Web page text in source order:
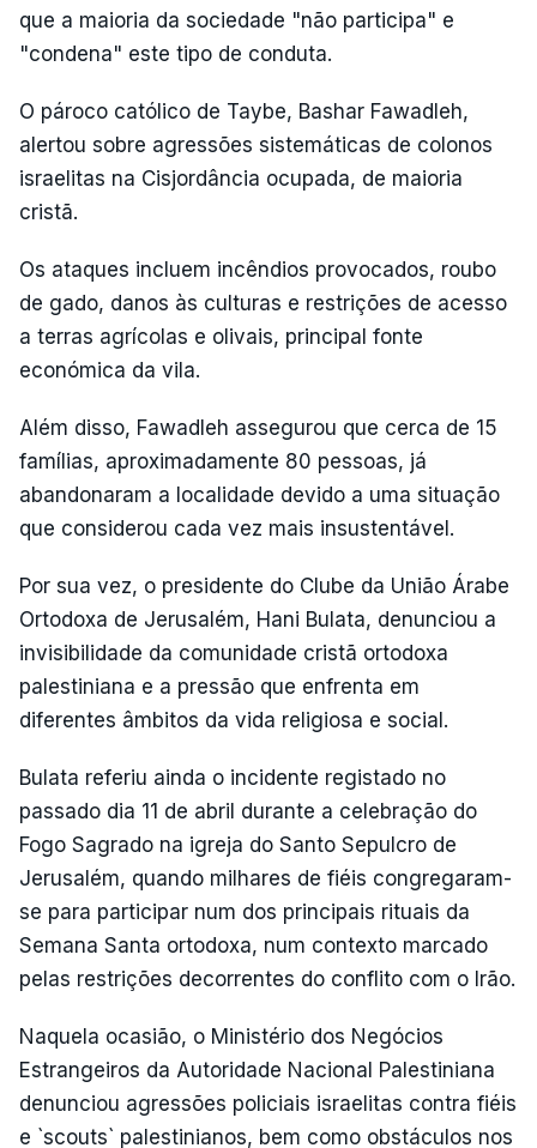
que a maioria da sociedade "não participa" e
"condena" este tipo de conduta.
O pároco católico de Taybe, Bashar Fawadleh,
alertou sobre agressões sistemáticas de colonos
israelitas na Cisjordância ocupada, de maioria
cristã.
Os ataques incluem incêndios provocados, roubo
de gado, danos às culturas e restrições de acesso
a terras agrícolas e olivais, principal fonte
económica da vila.
Além disso, Fawadleh assegurou que cerca de 15
famílias, aproximadamente 80 pessoas, já
abandonaram a localidade devido a uma situação
que considerou cada vez mais insustentável.
Por sua vez, o presidente do Clube da União Árabe
Ortodoxa de Jerusalém, Hani Bulata, denunciou a
invisibilidade da comunidade cristã ortodoxa
palestiniana e a pressão que enfrenta em
diferentes âmbitos da vida religiosa e social.
Bulata referiu ainda o incidente registado no
passado dia 11 de abril durante a celebração do
Fogo Sagrado na igreja do Santo Sepulcro de
Jerusalém, quando milhares de fiéis congregaram-
se para participar num dos principais rituais da
Semana Santa ortodoxa, num contexto marcado
pelas restrições decorrentes do conflito com o Irão.
Naquela ocasião, o Ministério dos Negócios
Estrangeiros da Autoridade Nacional Palestiniana
denunciou agressões policiais israelitas contra fiéis
e `scouts` palestinianos, bem como obstáculos nos